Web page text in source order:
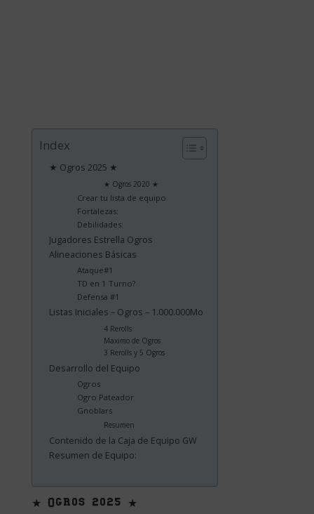
Index
★ Ogros 2025 ★
★ Ogros 2020 ★
Crear tu lista de equipo
Fortalezas:
Debilidades:
Jugadores Estrella Ogros
Alineaciones Básicas
Ataque#1
TD en 1 Turno?
Defensa #1
Listas Iniciales – Ogros – 1.000.000Mo
4 Rerolls
Maximo de Ogros
3 Rerolls y 5 Ogros
Desarrollo del Equipo
Ogros
Ogro Pateador
Gnoblars
Resumen
Contenido de la Caja de Equipo GW
Resumen de Equipo:
★ Ogros 2025 ★